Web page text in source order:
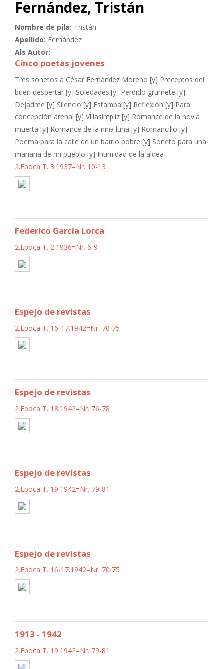
Fernández, Tristán
Nombre de pila: Tristán
Apellido: Fernández
Als Autor:
Cinco poetas jovenes
Tres sonetos a César Fernández Moreno [y] Preceptos del
buen despertar [y] Soledades [y] Perdido grumete [y]
Dejadme [y] Silencio [y] Estampa [y] Reflexión [y] Para
concepción arenal [y] Villasimpliz [y] Romance de la novia
muerta [y] Romance de la niña luna [y] Romancillo [y]
Poema para la calle de un barrio pobre [y] Soneto para una
mañana de mi pueblo [y] Intimidad de la aldea
2.Epoca T. 3.1937=Nr. 10-13
Federico García Lorca
2.Epoca T. 2.1936=Nr. 6-9
Espejo de revistas
2.Epoca T. 16-17.1942=Nr. 70-75
Espejo de revistas
2.Epoca T. 18.1942=Nr. 76-78
Espejo de revistas
2.Epoca T. 19.1942=Nr. 79-81
Espejo de revistas
2.Epoca T. 16-17.1942=Nr. 70-75
1913 - 1942
2.Epoca T. 19.1942=Nr. 79-81